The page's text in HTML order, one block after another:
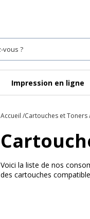
Impression en ligne
Accueil Cartouches et Toners
Voici la liste de nos
des cartouches